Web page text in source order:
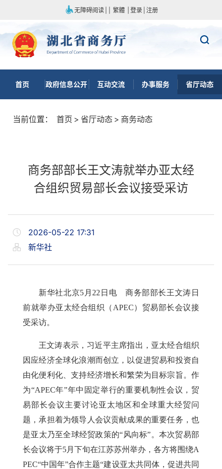
无障碍阅读 繁體 登录 注册
首页 政府信息公开 互动交流 办事服务 省厅动态
当前位置： 首页 > 省厅动态 > 商务动态
商务部部长王文涛就举办亚太经
合组织贸易部长会议接受采访
2026-05-22 17:31
新华社
新华社北京5月22日电 商务部部长王文涛日
前就举办亚太经合组织（APEC）贸易部长会议接
受采访。
王文涛表示，习近平主席指出，亚太经合组织
因应经济全球化浪潮而创立，以促进贸易和投资自
由化便利化、支持经济增长和繁荣为目标宗旨。作
为“APEC年”年中固定举行的重要机制性会议，贸
易部长会议主要讨论亚太地区和全球重大经贸问
题，承担着为领导人会议贡献成果的重要任务，也
是亚太乃至全球经贸政策的“风向标”。本次贸易部
长会议将于5月下旬在江苏苏州举办，各方将围绕A
PEC“中国年”合作主题“建设亚太共同体，促进共同